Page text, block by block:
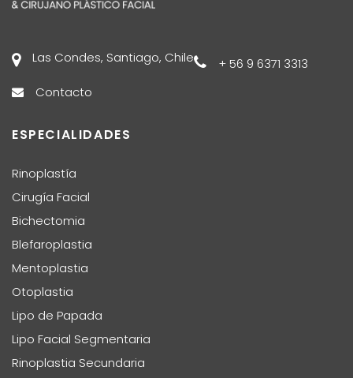
Las Condes, Santiago, Chile
+ 56 9 6371 3313
Contacto
ESPECIALIDADES
Rinoplastía
Cirugía Facial
Bichectomia
Blefaroplastia
Mentoplastia
Otoplastia
Lipo de Papada
Lipo Facial Segmentaria
Rinoplastia Secundaria